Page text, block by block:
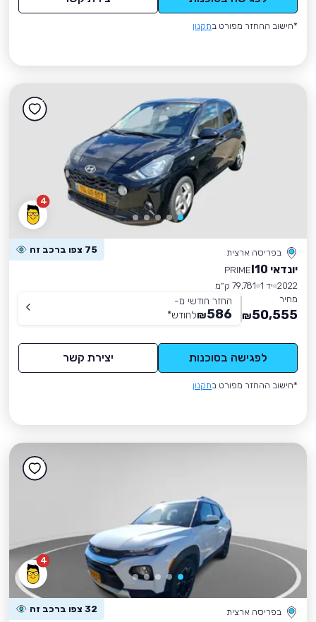
*חישוב ההחזר מפורט בתקנון
4
בפריסה ארצית 75 צפו ברכב זה
יונדאי I10
PRIME
2022 יד 1
79,781 ק״מ
מחיר
50,555
₪
החזר חודשי מ-
586
₪לחודש*
לפגישה בסוכנות יצירת קשר
*חישוב ההחזר מפורט בתקנון
4
בפריסה ארצית 32 צפו ברכב זה